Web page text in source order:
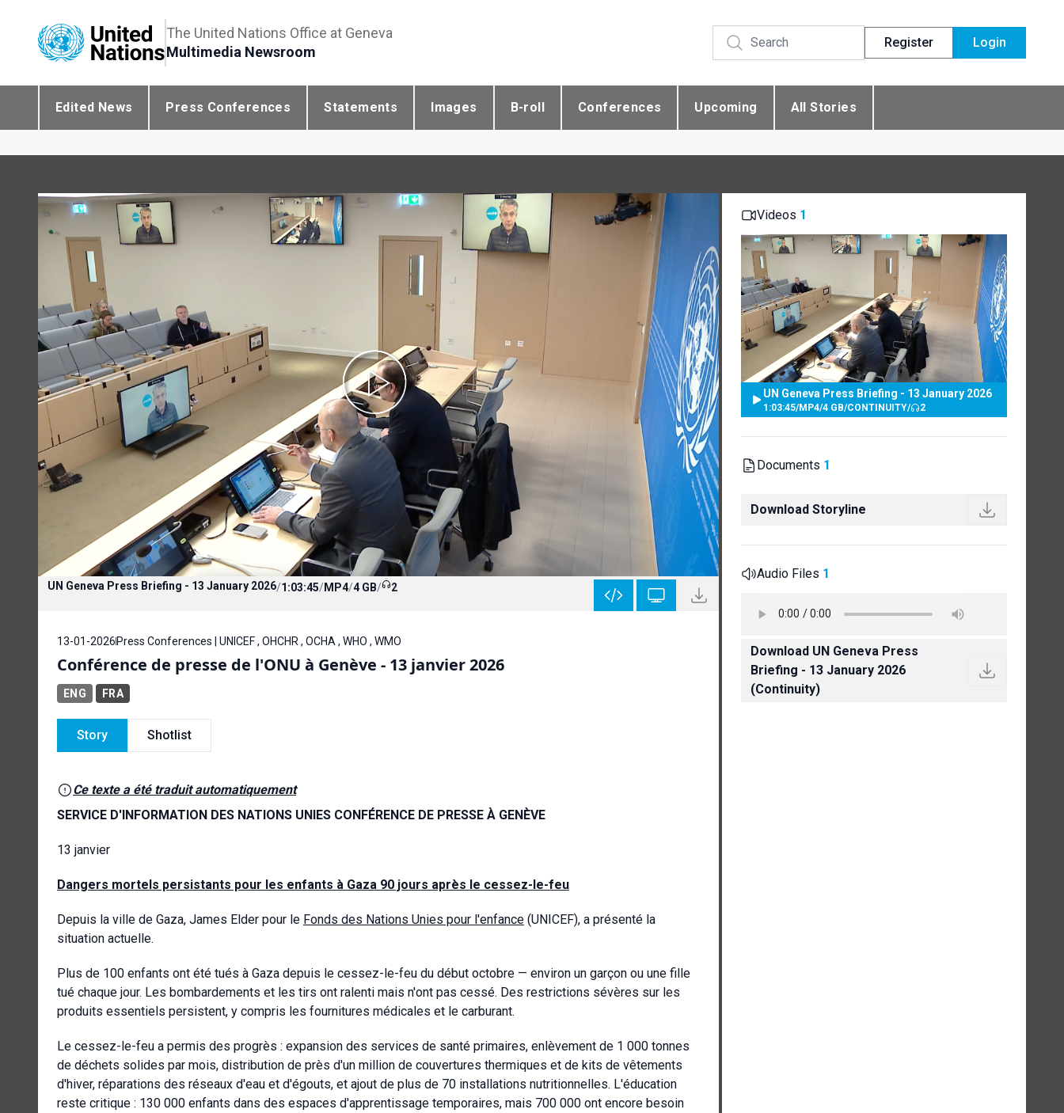
The United Nations Office at Geneva
Multimedia Newsroom
Register Login
Edited News Press Conferences Statements Images B-roll Conferences Upcoming All Stories
UN Geneva Press Briefing - 13 January 2026/1:03:45/MP4/4 GB/ 2
13-01-2026 Press Conferences | UNICEF , OHCHR , OCHA , WHO , WMO
Conférence de presse de l'ONU à Genève - 13 janvier 2026
ENG FRA
Story Shotlist
Ce texte a été traduit automatiquement
SERVICE D'INFORMATION DES NATIONS UNIES CONFÉRENCE DE PRESSE À GENÈVE
13 janvier
Dangers mortels persistants pour les enfants à Gaza 90 jours après le cessez-le-feu
Depuis la ville de Gaza, James Elder pour le Fonds des Nations Unies pour l'enfance (UNICEF), a présenté la
situation actuelle.
Plus de 100 enfants ont été tués à Gaza depuis le cessez-le-feu du début octobre — environ un garçon ou une fille
tué chaque jour. Les bombardements et les tirs ont ralenti mais n'ont pas cessé. Des restrictions sévères sur les
produits essentiels persistent, y compris les fournitures médicales et le carburant.
Le cessez-le-feu a permis des progrès : expansion des services de santé primaires, enlèvement de 1 000 tonnes
de déchets solides par mois, distribution de près d'un million de couvertures thermiques et de kits de vêtements
d'hiver, réparations des réseaux d'eau et d'égouts, et ajout de plus de 70 installations nutritionnelles. L'éducation
reste critique : 130 000 enfants dans des espaces d'apprentissage temporaires, mais 700 000 ont encore besoin
Videos 1
UN Geneva Press Briefing - 13 January 2026
1:03:45/MP4/4 GB/CONTINUITY/ 2
Documents 1
Download Storyline
Audio Files 1
Download UN Geneva Press
Briefing - 13 January 2026
(Continuity)